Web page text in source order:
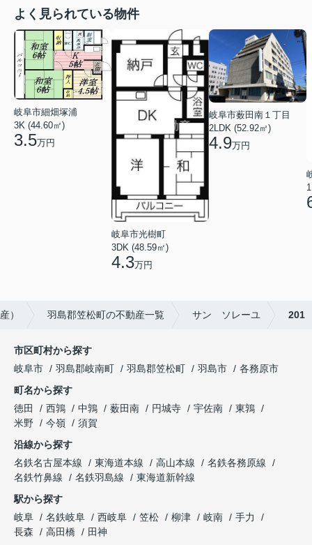
よく見られている物件
岐阜市細畑塚浦
3K (44.60㎡)
3.5万円
岐阜市光樹町
3DK (48.59㎡)
4.3万円
岐阜市薮田南１丁目
2LDK (52.92㎡)
4.9万円
） 羽島郡笠松町の不動産一覧 サン ソレーユ 201
市区町村から探す
岐阜市
羽島郡岐南町 羽島郡笠松町 羽島市
各務原市
町名から探す
徳田
西鶉 中鶉 薮田南 円城寺 宇佐南
東鶉
米野
今嶺
須賀
沿線から探す
名鉄名古屋本線
東海道本線 高山本線
名鉄各務原線
名鉄竹鼻線
名鉄羽島線
東海道新幹線
駅から探す
岐阜
名鉄岐阜 西岐阜 笠松 柳津 岐南
手力
長森
高田橋 田神